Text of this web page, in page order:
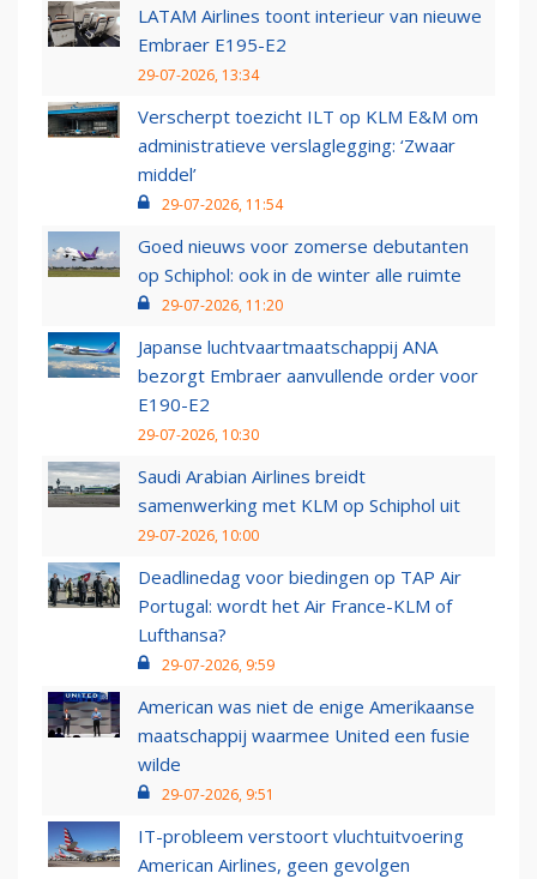
LATAM Airlines toont interieur van nieuwe
Embraer E195-E2
29-07-2026, 13:34
Verscherpt toezicht ILT op KLM E&M om
administratieve verslaglegging: ‘Zwaar
middel’
29-07-2026, 11:54
Goed nieuws voor zomerse debutanten
op Schiphol: ook in de winter alle ruimte
29-07-2026, 11:20
Japanse luchtvaartmaatschappij ANA
bezorgt Embraer aanvullende order voor
E190-E2
29-07-2026, 10:30
Saudi Arabian Airlines breidt
samenwerking met KLM op Schiphol uit
29-07-2026, 10:00
Deadlinedag voor biedingen op TAP Air
Portugal: wordt het Air France-KLM of
Lufthansa?
29-07-2026, 9:59
American was niet de enige Amerikaanse
maatschappij waarmee United een fusie
wilde
29-07-2026, 9:51
IT-probleem verstoort vluchtuitvoering
American Airlines, geen gevolgen